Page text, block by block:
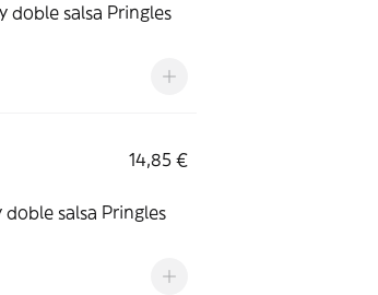
doble salsa Pringles
14,85 €
salsa Pringles